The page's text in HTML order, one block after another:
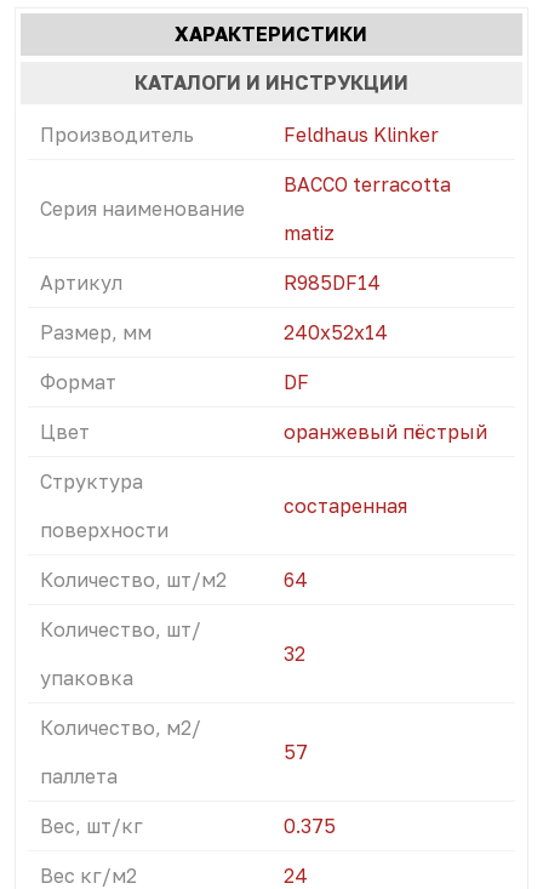
Характеристики
табы
ХАРАКТЕРИСТИКИ
ВКЛАДКА)
КАТАЛОГИ И ИНСТРУКЦИИ
Производитель Feldhaus Klinker
Серия наименование
BACCO terracotta
matiz
Артикул R985DF14
Размер, мм 240х52х14
Формат DF
Цвет оранжевый пёстрый
Структура
поверхности
состаренная
Количество, шт/м2 64
Количество, шт/
упаковка
32
Количество, м2/
паллета
57
Вес, шт/кг 0.375
Вес кг/м2 24